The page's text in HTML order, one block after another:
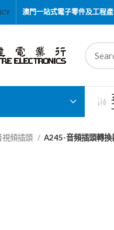
澳門一站式電子零件及工程
視頻插頭 A245-音頻插頭轉